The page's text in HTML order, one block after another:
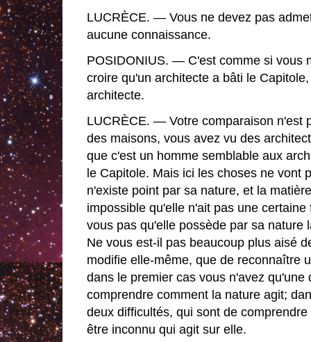
LUCRÈCE. — Vous ne devez pas
aucune connaissance.
POSIDONIUS. — C'est comme si vous
croire qu'un architecte a bâti le
architecte.
LUCRÈCE. — Votre comparaison n'est
des maisons, vous avez vu des
que c'est un homme semblable aux
le Capitole. Mais ici les choses ne vont
n'existe point par sa nature, et la
impossible qu'elle n'ait pas une
vous pas qu'elle possède par sa nature
Ne vous est-il pas beaucoup plus aisé
modifie elle-même, que de reconnaître
dans le premier cas vous n'avez qu'une
comprendre comment la nature agit;
deux difficultés, qui sont de
être inconnu qui agit sur elle.